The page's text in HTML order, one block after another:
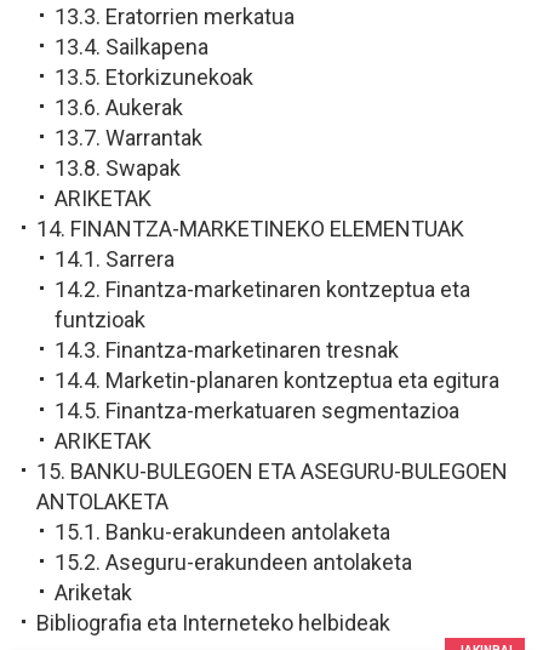
13.3. Eratorrien merkatua
13.4. Sailkapena
13.5. Etorkizunekoak
13.6. Aukerak
13.7. Warrantak
13.8. Swapak
ARIKETAK
14. FINANTZA-MARKETINEKO ELEMENTUAK
14.1. Sarrera
14.2. Finantza-marketinaren kontzeptua eta
funtzioak
14.3. Finantza-marketinaren tresnak
14.4. Marketin-planaren kontzeptua eta egitura
14.5. Finantza-merkatuaren segmentazioa
ARIKETAK
15. BANKU-BULEGOEN ETA ASEGURU-BULEGOEN
ANTOLAKETA
15.1. Banku-erakundeen antolaketa
15.2. Aseguru-erakundeen antolaketa
Ariketak
Bibliografia eta Interneteko helbideak